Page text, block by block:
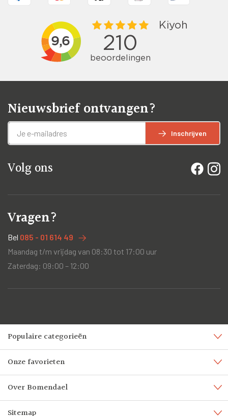
Nieuwsbrief ontvangen?
Inschrijven
Volg ons
Vragen?
Bel 085 - 01 614 49
Maandag t/m vrijdag van 08:30 tot 17:00 uur
Zaterdag: 09:00 – 12:00
Populaire categorieën
Onze favorieten
Over Bomendael
Sitemap